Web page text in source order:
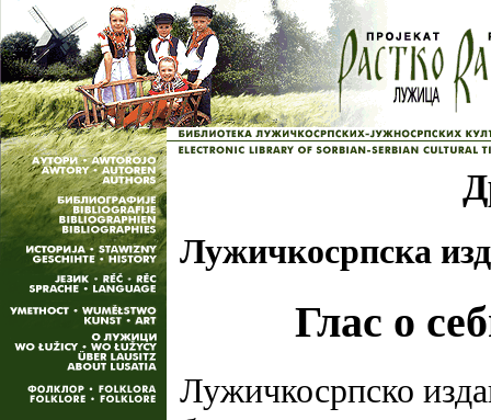
Лужичкосрпска
Глас о
Лужичкосрпско